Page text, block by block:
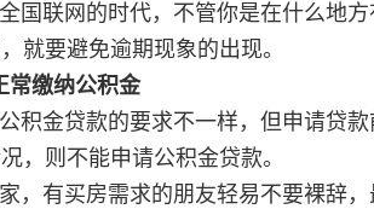
国联网的时代，不管你是在什么地
就要避免逾期现象的出现。
常缴纳公积金
积金贷款的要求不一样，但申请贷
，则不能申请公积金贷款。
，有买房需求的朋友轻易不要裸辞